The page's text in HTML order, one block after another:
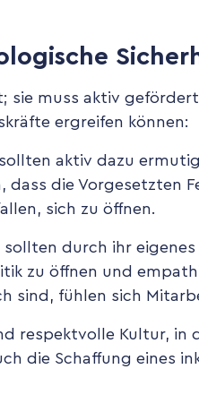
muss aktiv
ergreifen können:
aktiv dazu
die Vorgesetzten
sich zu öffnen.
durch ihr eigenes
zu öffnen und
sind, fühlen sich
respektvolle Kultur, in
die Schaffung eines